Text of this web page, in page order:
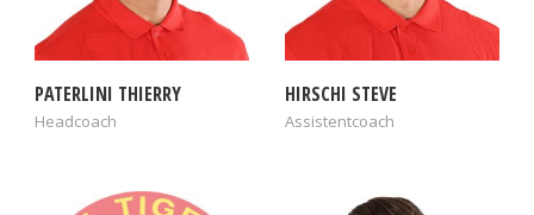
PATERLINI THIERRY
Headcoach
HIRSCHI STEVE
Assistentcoach